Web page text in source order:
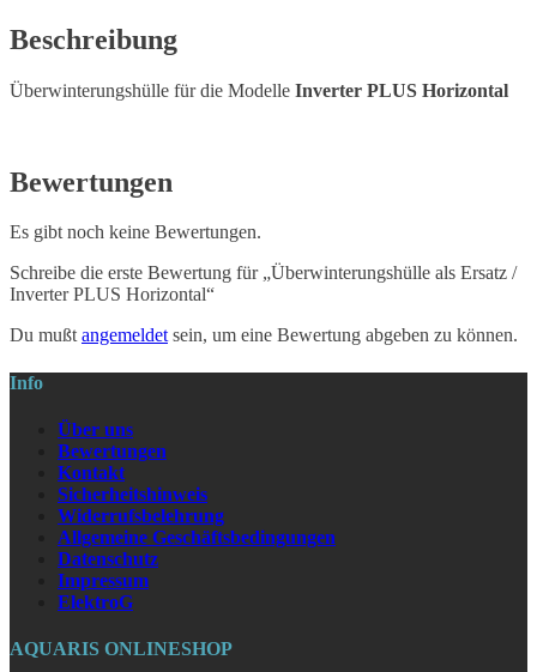
Beschreibung
Überwinterungshülle für die Modelle Inverter PLUS Horizontal
Bewertungen
Es gibt noch keine Bewertungen.
Schreibe die erste Bewertung für „Überwinterungshülle als Ersatz /
Inverter PLUS Horizontal“
Du mußtangemeldetsein, um eine Bewertung abgeben zu können.
Info
Über uns
Bewertungen
Kontakt
Sicherheitshinweis
Widerrufsbelehrung
Allgemeine Geschäftsbedingungen
Datenschutz
Impressum
ElektroG
AQUARIS ONLINESHOP